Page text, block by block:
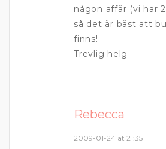
någon affär (vi har
så det är bäst att
finns!
Trevlig helg
Rebecca
2009-01-24 at 21:35